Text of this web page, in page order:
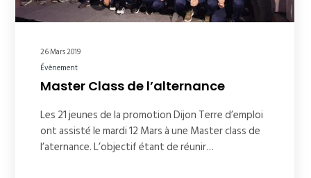
26 Mars 2019
Évènement
Master Class de l’alternance
Les 21 jeunes de la promotion Dijon Terre d’emploi
ont assisté le mardi 12 Mars à une Master class de
l’aternance. L’objectif étant de réunir…